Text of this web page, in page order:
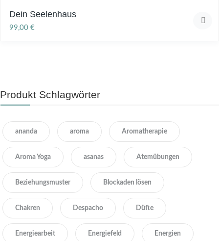
Dein Seelenhaus
99,00 €
Produkt Schlagwörter
ananda aroma Aromatherapie
Aroma Yoga asanas Atemübungen
Beziehungsmuster Blockaden lösen
Chakren Despacho Düfte
Energiearbeit Energiefeld Energien